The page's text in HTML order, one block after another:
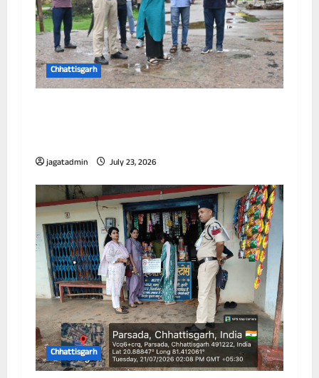
Chhattisgarh
jagatadmin July 23, 2026
Chhattisgarh